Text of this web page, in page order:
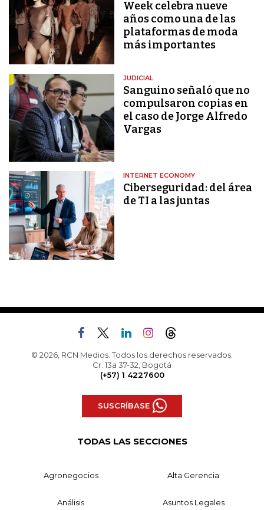
Week celebra nueve
años como una de las
plataformas de moda
más importantes
JUDICIAL
Sanguino señaló que no
compulsaron copias en
el caso de Jorge Alfredo
Vargas
INTERNET ECONOMY
Ciberseguridad: del área
de TI a las juntas
© 2026, RCN Medios. Todos los derechos reservados.
Cr. 13a 37-32, Bogotá
(+57) 1 4227600
SUSCRÍBASE
TODAS LAS SECCIONES
Agronegocios Alta Gerencia
Análisis Asuntos Legales